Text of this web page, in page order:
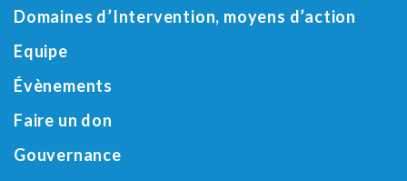
Domaines d’Intervention, moyens d’action
Equipe
Évènements
Faire un don
Gouvernance